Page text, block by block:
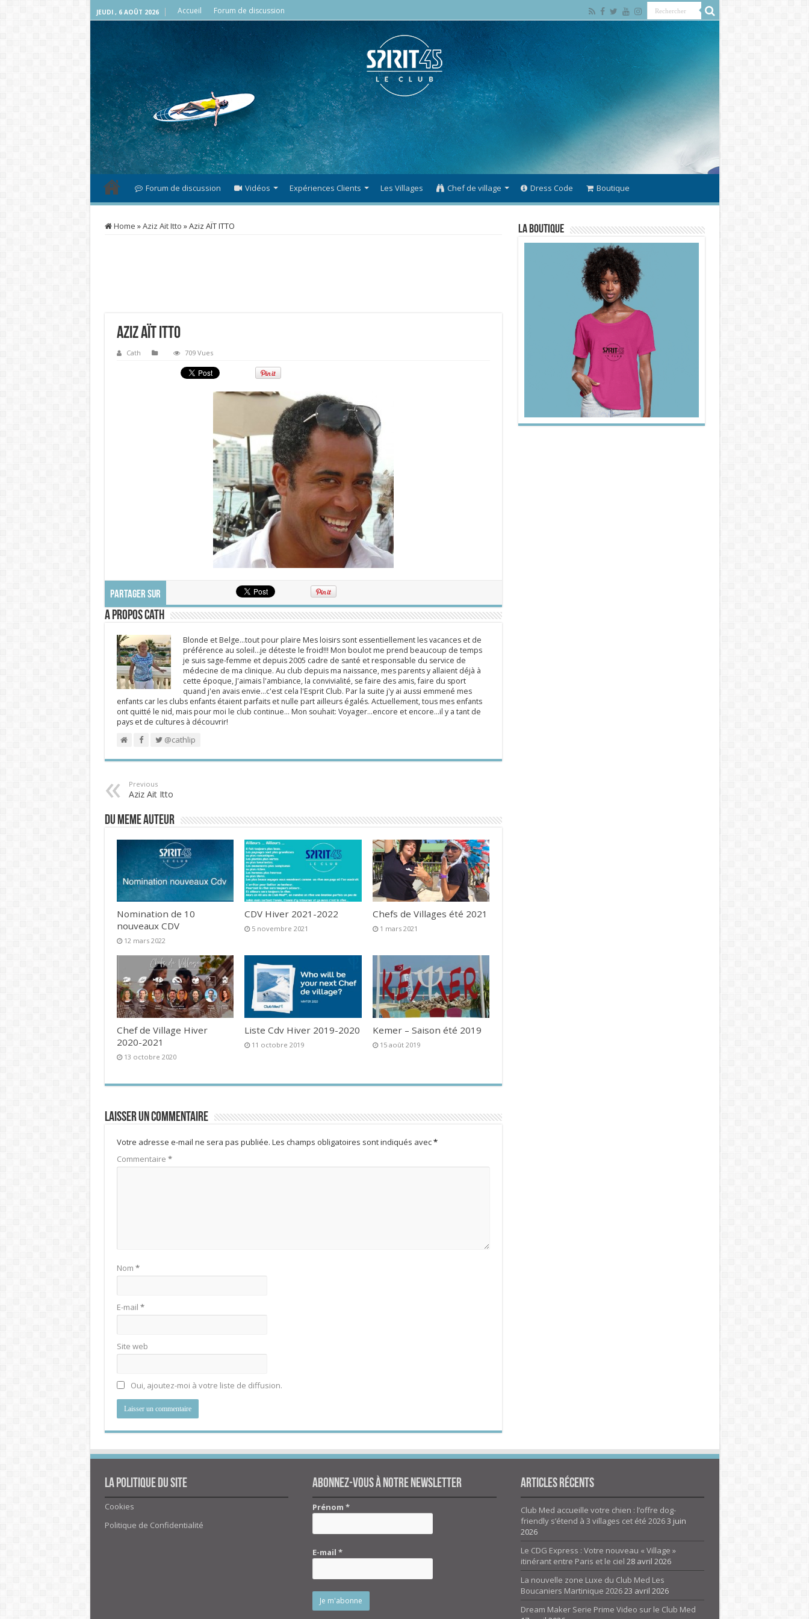
JEUDI , 6 AOÛT 2026 Accueil Forum de discussion
Forum de discussion Vidéos Expériences Clients Les Villages Chef de village Dress Code Boutique
Home »Aziz Ait Itto »Aziz AÏT ITTO
Aziz AÏT ITTO
Cath 709 Vues
PARTAGER SUR
A propos Cath
Blonde et Belge...tout pour plaire Mes loisirs sont essentiellement les vacances et de
préférence au soleil...je déteste le froid!!! Mon boulot me prend beaucoup de temps
je suis sage-femme et depuis 2005 cadre de santé et responsable du service de
médecine de ma clinique. Au club depuis ma naissance, mes parents y allaient déjà à
cette époque, J'aimais l'ambiance, la convivialité, se faire des amis, faire du sport
quand j'en avais envie...c'est cela l'Esprit Club. Par la suite j'y ai aussi emmené mes
enfants car les clubs enfants étaient parfaits et nulle part ailleurs égalés. Actuellement, tous mes enfants
ont quitté le nid, mais pour moi le club continue... Mon souhait: Voyager...encore et encore...il y a tant de
pays et de cultures à découvrir!
@cathlip
Previous
Aziz Ait Itto
DU MEME AUTEUR
Nomination de 10
nouveaux CDV
12 mars 2022
CDV Hiver 2021-2022
5 novembre 2021
Chefs de Villages été 2021
1 mars 2021
Chef de Village Hiver
2020-2021
13 octobre 2020
Liste Cdv Hiver 2019-2020
11 octobre 2019
Kemer – Saison été 2019
15 août 2019
Laisser un commentaire
Votre adresse e-mail ne sera pas publiée. Les champs obligatoires sont indiqués avec*
Commentaire *
Nom *
E-mail *
Site web
Oui, ajoutez-moi à votre liste de diffusion.
La Boutique
La politique du site
Cookies
Politique de Confidentialité
Abonnez-vous à notre newsletter
Prénom*
E-mail*
Articles Récents
Club Med accueille votre chien : l’offre dog-
friendly s’étend à 3 villages cet été 20263 juin
2026
Le CDG Express : Votre nouveau « Village »
itinérant entre Paris et le ciel 28 avril 2026
La nouvelle zone Luxe du Club Med Les
Boucaniers Martinique 202623 avril 2026
Dream Maker Serie Prime Video sur le Club Med